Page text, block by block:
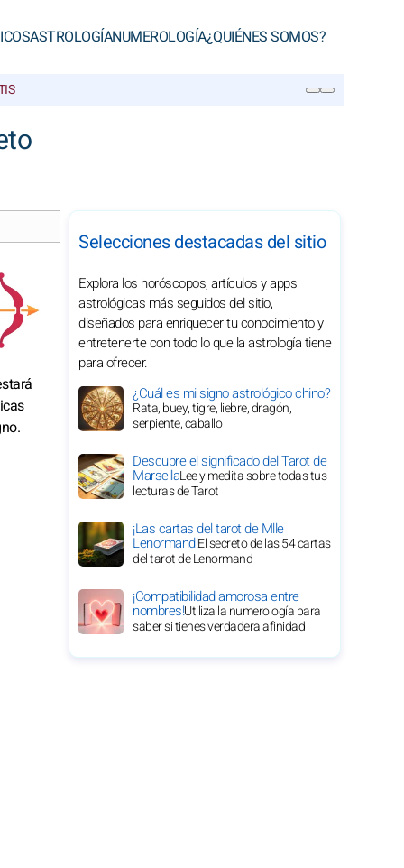
ASTROLOGÍANUMEROLOGÍA¿QUIÉNES SOMOS?
Selecciones destacadas del sitio
Explora los horóscopos, artículos y apps
astrológicas más seguidos del sitio,
diseñados para enriquecer tu conocimiento y
entretenerte con todo lo que la astrología tiene
para ofrecer.
¿Cuál es mi signo astrológico chino?
Rata, buey, tigre, liebre, dragón,
serpiente, caballo
Descubre el significado del Tarot de
MarsellaLee y medita sobre todas tus
lecturas de Tarot
¡Las cartas del tarot de Mlle
Lenormand!El secreto de las 54 cartas
del tarot de Lenormand
¡Compatibilidad amorosa entre
nombres!Utiliza la numerología para
saber si tienes verdadera afinidad